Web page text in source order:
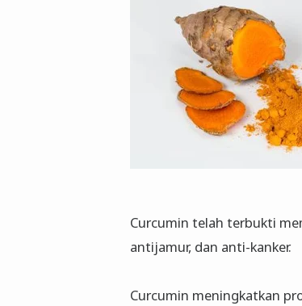
Curcumin telah terbukti
antijamur, dan anti-kanker.
Curcumin meningkatkan